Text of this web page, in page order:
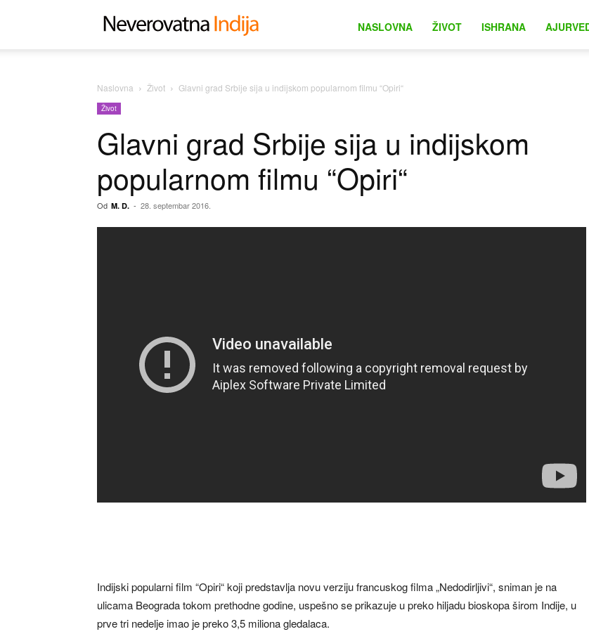
NASLOVNA ŽIVOT ISHRANA
Naslovna Život Glavni grad Srbije sija u indijskom popularnom filmu “Opiri“
Život
Glavni grad Srbije sija u indijskom
popularnom filmu “Opiri“
Od M. D. - 28. septembar 2016.
Indijski popularni film “Opiri“ koji predstavlja novu verziju francuskog filma „Nedodirljivi“, sniman je na
ulicama Beograda tokom prethodne godine, uspešno se prikazuje u preko hiljadu bioskopa širom Indije, u
prve tri nedelje imao je preko 3,5 miliona gledalaca.